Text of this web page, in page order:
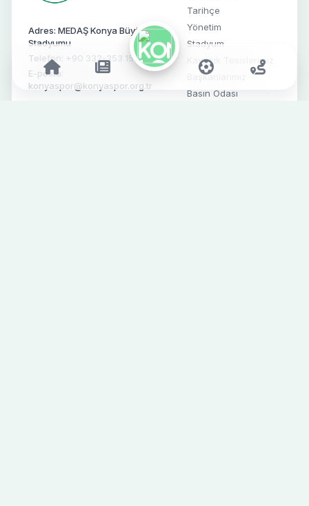
Adres: MEDAŞ Konya Büyükşehir
Stadyumu
Telefon: +90 332-353 1522
E-posta:
konyaspor@konyaspor.org.tr
Tarihçe
Yönetim
Stadyum
Kayacık Tesislerimiz
Başkanlarımız
Basın Odası